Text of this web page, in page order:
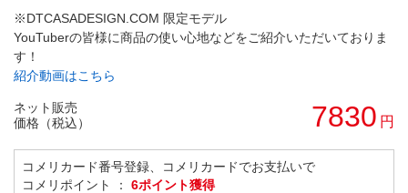
※DTCASADESIGN.COM 限定モデル
YouTuberの皆様に商品の使い心地などをご紹介いただいておりま
す！
紹介動画はこちら
ネット販売
価格（税込）
7830 円
コメリカード番号登録、コメリカードでお支払いで
コメリポイント ： 6ポイント獲得